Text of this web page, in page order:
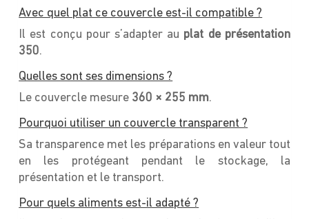
Avec quel plat ce couvercle est-il compatible ?
Il est conçu pour s’adapter au plat de présentation
350.
Quelles sont ses dimensions ?
Le couvercle mesure 360 × 255 mm.
Pourquoi utiliser un couvercle transparent ?
Sa transparence met les préparations en valeur tout
en les protégeant pendant le stockage, la
présentation et le transport.
Pour quels aliments est-il adapté ?